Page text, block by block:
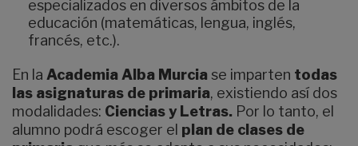
especializados en diversos ámbitos de la
educación (matemáticas, lengua, inglés,
francés, etc.).
En la Academia Alba Murcia se imparten todas
las asignaturas de primaria, existiendo así dos
modalidades: Ciencias y Letras. Por lo tanto, el
alumno podrá escoger el plan de clases de